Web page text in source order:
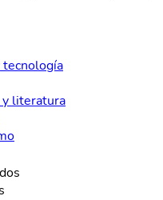
tecnología
y literatura